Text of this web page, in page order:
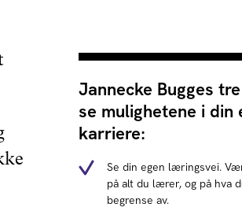
Jannecke Bugges
se mulighetene i din
karriere:
Se din egen læringsvei.
på alt du lærer, og på hva
begrense av.